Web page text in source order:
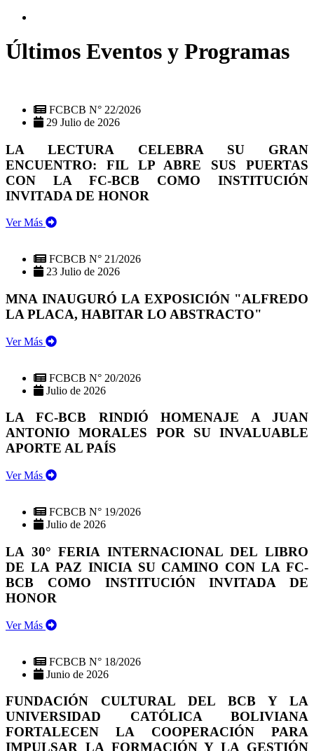
Últimos Eventos y Programas
FCBCB N° 22/2026
29 Julio de 2026
LA LECTURA CELEBRA SU GRAN
ENCUENTRO: FIL LP ABRE SUS PUERTAS
CON LA FC-BCB COMO INSTITUCIÓN
INVITADA DE HONOR
Ver Más
FCBCB N° 21/2026
23 Julio de 2026
MNA INAUGURÓ LA EXPOSICIÓN "ALFREDO
LA PLACA, HABITAR LO ABSTRACTO"
Ver Más
FCBCB N° 20/2026
Julio de 2026
LA FC-BCB RINDIÓ HOMENAJE A JUAN
ANTONIO MORALES POR SU INVALUABLE
APORTE AL PAÍS
Ver Más
FCBCB N° 19/2026
Julio de 2026
LA 30° FERIA INTERNACIONAL DEL LIBRO
DE LA PAZ INICIA SU CAMINO CON LA FC-
BCB COMO INSTITUCIÓN INVITADA DE
HONOR
Ver Más
FCBCB N° 18/2026
Junio de 2026
FUNDACIÓN CULTURAL DEL BCB Y LA
UNIVERSIDAD CATÓLICA BOLIVIANA
FORTALECEN LA COOPERACIÓN PARA
IMPULSAR LA FORMACIÓN Y LA GESTIÓN